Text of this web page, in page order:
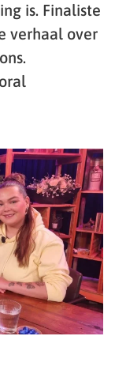
is. Finaliste
verhaal over